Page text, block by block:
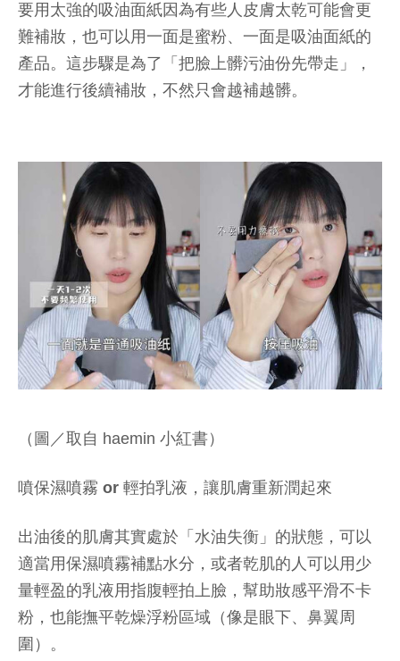
要用太強的吸油面紙因為有些人皮膚太乾可能會更
難補妝，也可以用一面是蜜粉、一面是吸油面紙的
產品。這步驟是為了「把臉上髒污油份先帶走」，
才能進行後續補妝，不然只會越補越髒。
（圖／取自 haemin 小紅書）
噴保濕噴霧 or 輕拍乳液，讓肌膚重新潤起來
出油後的肌膚其實處於「水油失衡」的狀態，可以
適當用保濕噴霧補點水分，或者乾肌的人可以用少
量輕盈的乳液用指腹輕拍上臉，幫助妝感平滑不卡
粉，也能撫平乾燥浮粉區域（像是眼下、鼻翼周
圍）。